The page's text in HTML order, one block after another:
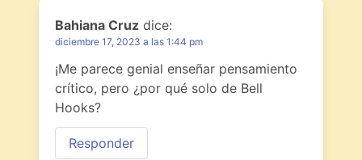
Bahiana Cruz dice:
diciembre 17, 2023 a las 1:44 pm
¡Me parece genial enseñar pensamiento
crítico, pero ¿por qué solo de Bell
Hooks?
Responder